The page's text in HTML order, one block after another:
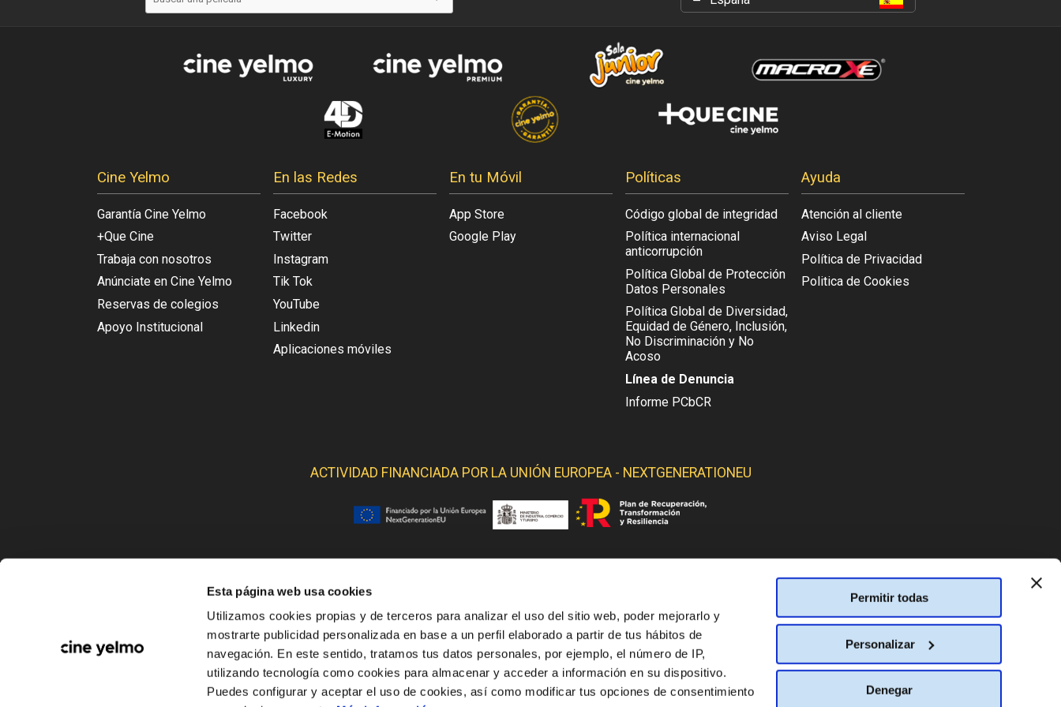
Esta página web usa cookies
Utilizamos cookies propias y de terceros para analizar el uso del sitio web, poder mejorarlo y
mostrarte publicidad personalizada en base a un perfil elaborado a partir de tus hábitos de
navegación. En este sentido, tratamos tus datos personales, por ejemplo, el número de IP,
utilizando tecnología como cookies para almacenar y acceder a información en su dispositivo.
Puedes configurar y aceptar el uso de cookies, así como modificar tus opciones de consentimiento
Permitir todas
Personalizar
Denegar
Cine Yelmo
Garantía Cine Yelmo
+Que Cine
Trabaja con nosotros
Anúnciate en Cine Yelmo
Reservas de colegios
Apoyo Institucional
En las Redes
Facebook
Twitter
Instagram
Tik Tok
YouTube
Linkedin
Aplicaciones móviles
En tu Móvil
App Store
Google Play
Políticas
Código global de integridad
Política internacional
anticorrupción
Política Global de Protección
Datos Personales
Política Global de Diversidad,
Equidad de Género, Inclusión,
No Discriminación y No
Acoso
Línea de Denuncia
Informe PCbCR
Ayuda
Atención al cliente
Aviso Legal
Política de Privacidad
Politica de Cookies
ACTIVIDAD FINANCIADA POR LA UNIÓN EUROPEA - NEXTGENERATIONEU
CINE YELMO OBTIENE SOPORTE DE LOS SIGUIENTES ORGANISMOS: